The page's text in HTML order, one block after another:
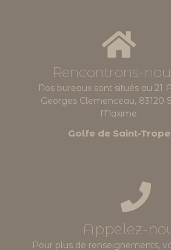
Rencontrons-
Nos bureaux sont situés au 21
Georges Clemenceau, 83120
Maxime
Golfe de Saint-
Appelez-
Pour plus de renseignements,